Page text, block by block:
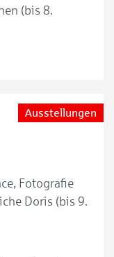
(bis 8.
Ausstellungen
Fotografie
Doris (bis 9.